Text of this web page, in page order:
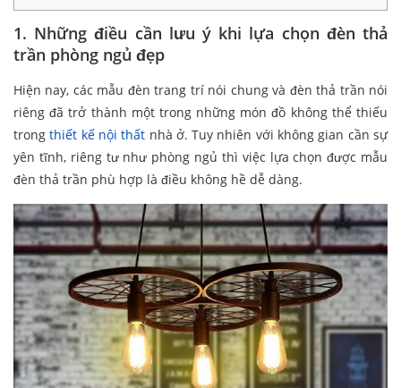
1. Những điều cần lưu ý khi lựa chọn đèn thả
trần phòng ngủ đẹp
Hiện nay, các mẫu đèn trang trí nói chung và đèn thả trần nói
riêng đã trở thành một trong những món đồ không thể thiếu
trongthiết kế nội thất nhà ở. Tuy nhiên với không gian cần sự
yên tĩnh, riêng tư như phòng ngủ thì việc lựa chọn được mẫu
đèn thả trần phù hợp là điều không hề dễ dàng.